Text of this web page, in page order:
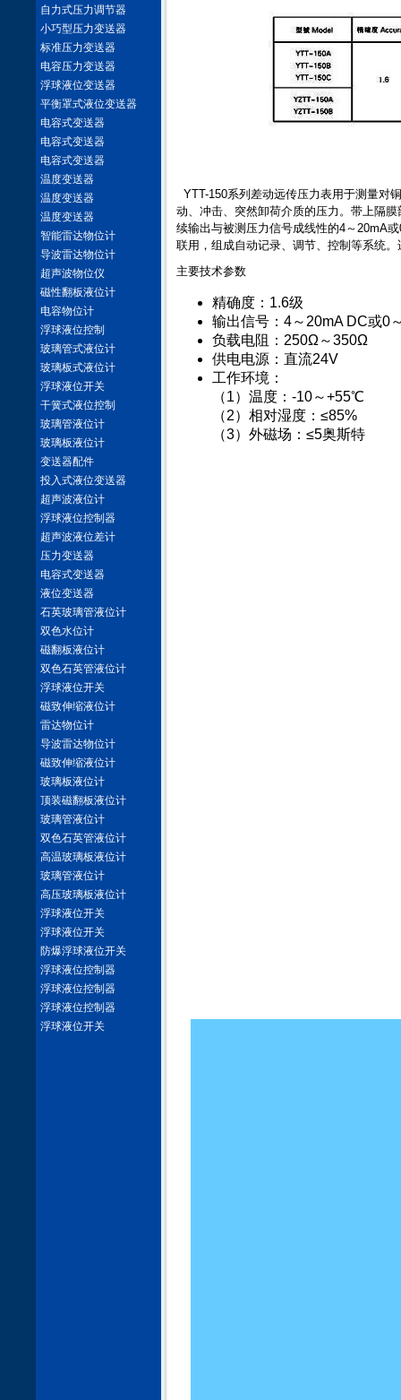
自力式压力调节器
小巧型压力变送器
标准压力变送器
电容压力变送器
浮球液位变送器
平衡罩式液位变送器
电容式变送器
电容式变送器
电容式变送器
温度变送器
温度变送器
温度变送器
智能雷达物位计
导波雷达物位计
超声波物位仪
磁性翻板液位计
电容物位计
浮球液位控制
玻璃管式液位计
玻璃板式液位计
浮球液位开关
干簧式液位控制
玻璃管液位计
玻璃板液位计
变送器配件
投入式液位变送器
超声波液位计
浮球液位控制器
超声波液位差计
压力变送器
电容式变送器
液位变送器
石英玻璃管液位计
双色水位计
磁翻板液位计
双色石英管液位计
浮球液位开关
磁致伸缩液位计
雷达物位计
导波雷达物位计
磁致伸缩液位计
玻璃板液位计
顶装磁翻板液位计
玻璃管液位计
双色石英管液位计
高温玻璃板液位计
玻璃管液位计
高压玻璃板液位计
浮球液位开关
浮球液位开关
防爆浮球液位开关
浮球液位控制器
浮球液位控制器
浮球液位控制器
浮球液位开关
YTT-150系列差动远传压力表用于测量对
动、冲击、突然卸荷介质的压力。带上隔
续输出与被测压力信号成线性的4～20mA
联用，组成自动记录、调节、控制等系统
主要技术参数
精确度：1.6级
输出信号：4～20mA DC或0
负载电阻：250Ω～350Ω
供电电源：直流24V
工作环境：
（1）温度：-10～+55℃
（2）相对湿度：≤85%
（3）外磁场：≤5奥斯特